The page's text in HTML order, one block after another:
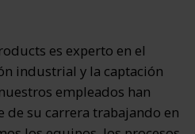
es experto en el
industrial y la captación
empleados han
de su carrera trabajando en